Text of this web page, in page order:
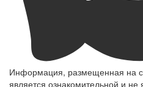
Информация, размещенная на
является ознакомительной и